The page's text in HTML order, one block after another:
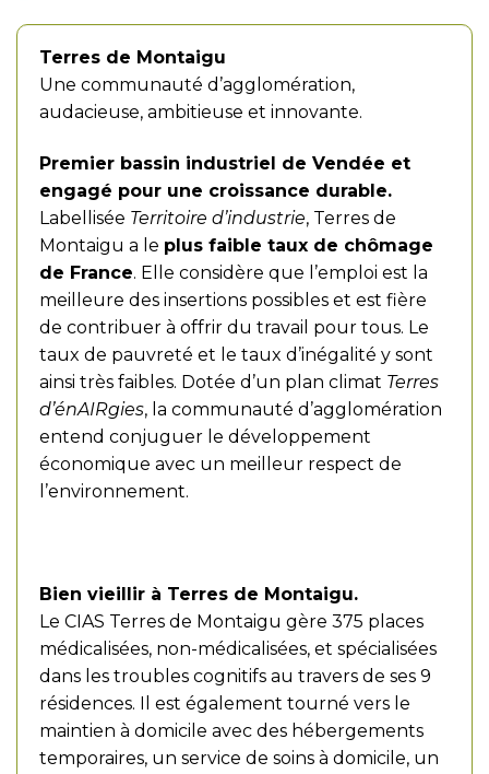
Terres de Montaigu
Une communauté d’agglomération,
audacieuse, ambitieuse et innovante.
Premier bassin industriel de Vendée et
engagé pour une croissance durable.
Labellisée Territoire d’industrie, Terres de
Montaigu a le plus faible taux de chômage
de France. Elle considère que l’emploi est la
meilleure des insertions possibles et est fière
de contribuer à offrir du travail pour tous. Le
taux de pauvreté et le taux d’inégalité y sont
ainsi très faibles. Dotée d’un plan climat Terres
d’énAIRgies, la communauté d’agglomération
entend conjuguer le développement
économique avec un meilleur respect de
l’environnement.
Bien vieillir à Terres de Montaigu.
Le CIAS Terres de Montaigu gère 375 places
médicalisées, non-médicalisées, et spécialisées
dans les troubles cognitifs au travers de ses 9
résidences. Il est également tourné vers le
maintien à domicile avec des hébergements
temporaires, un service de soins à domicile, un